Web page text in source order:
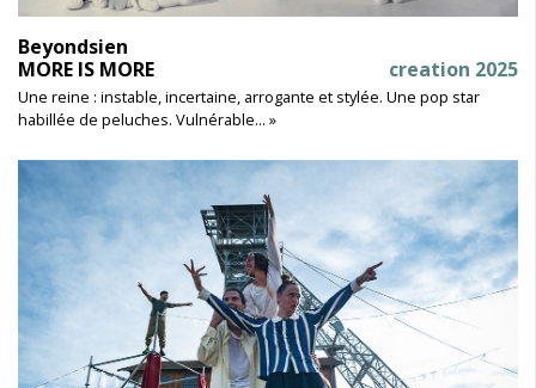
Beyondsien
MORE IS MORE
creation 2025
Une reine : instable, incertaine, arrogante et stylée. Une pop star
habillée de peluches. Vulnérable... »